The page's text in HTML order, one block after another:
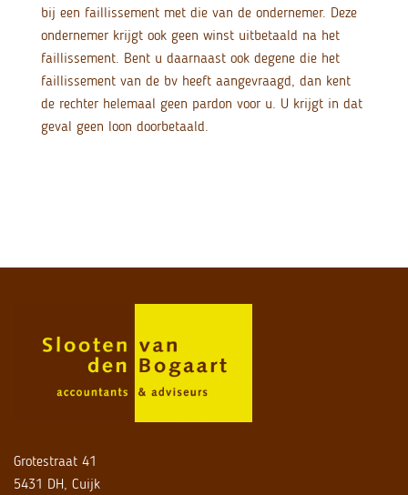
bij een faillissement met die van de ondernemer. Deze
ondernemer krijgt ook geen winst uitbetaald na het
faillissement. Bent u daarnaast ook degene die het
faillissement van de bv heeft aangevraagd, dan kent
de rechter helemaal geen pardon voor u. U krijgt in dat
geval geen loon doorbetaald.
Grotestraat 41
5431 DH, Cuijk